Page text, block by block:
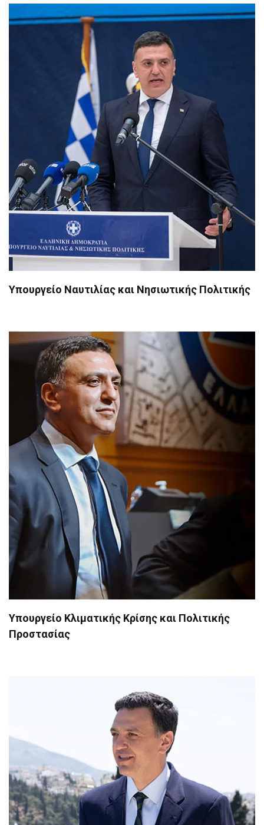
Υπουργείο Ναυτιλίας και Νησιωτικής Πολιτικής
Υπουργείο Κλιματικής Κρίσης και Πολιτικής
Προστασίας